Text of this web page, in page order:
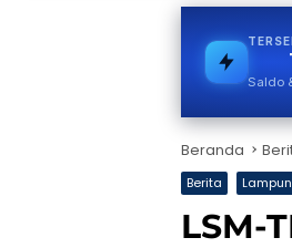
Saldo
Beranda
Berita
LSM-